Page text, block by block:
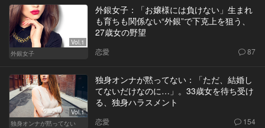
Vol.1
外銀女子
外銀女子：「お嬢様には負けない」生まれ
も育ちも関係ない“外銀”で下克上を狙う、
27歳女の野望
恋愛 87
Vol.1
独身オンナが黙ってない
独身オンナが黙ってない：「ただ、結婚し
てないだけなのに…」。33歳女を待ち受け
る、独身ハラスメント
恋愛 154